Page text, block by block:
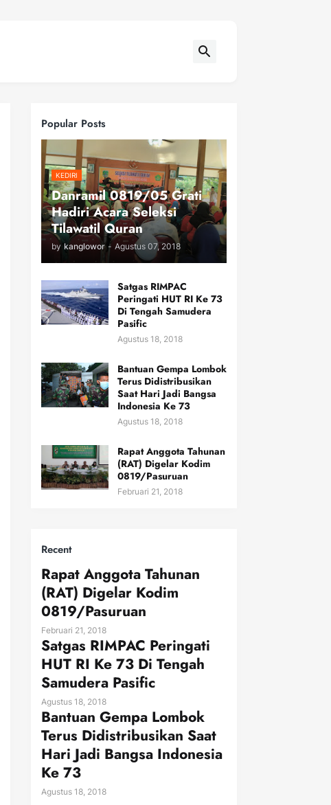
Popular Posts
KEDIRI
Danramil 0819/05 Grati
Hadiri Acara Seleksi
Tilawatil Quran
by kanglowor - Agustus 07, 2018
Satgas RIMPAC
Peringati HUT RI Ke 73
Di Tengah Samudera
Pasific
Agustus 18, 2018
Bantuan Gempa Lombok
Terus Didistribusikan
Saat Hari Jadi Bangsa
Indonesia Ke 73
Agustus 18, 2018
Rapat Anggota Tahunan
(RAT) Digelar Kodim
0819/Pasuruan
Februari 21, 2018
Recent
Rapat Anggota Tahunan
(RAT) Digelar Kodim
0819/Pasuruan
Februari 21, 2018
Satgas RIMPAC Peringati
HUT RI Ke 73 Di Tengah
Samudera Pasific
Agustus 18, 2018
Bantuan Gempa Lombok
Terus Didistribusikan Saat
Hari Jadi Bangsa Indonesia
Ke 73
Agustus 18, 2018